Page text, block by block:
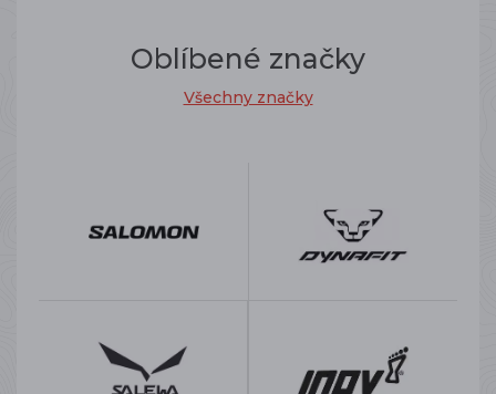
Oblíbené značky
Všechny značky